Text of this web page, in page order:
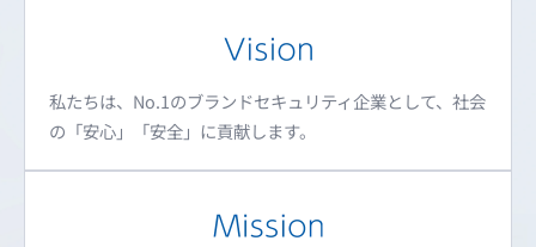
私たちは、No.1のブランドセキュリティ企業として、社会
の「安心」「安全」に貢献します。